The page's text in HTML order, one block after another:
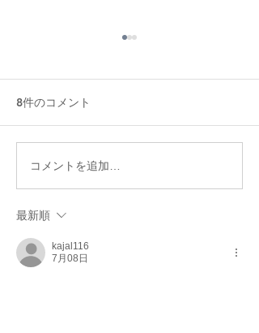
飲む点滴・飲む美容液──
米糀甘酒がもたらす6つの
健康メリット
8件のコメント
コメントを追加…
最新順
kajal116
7月08日